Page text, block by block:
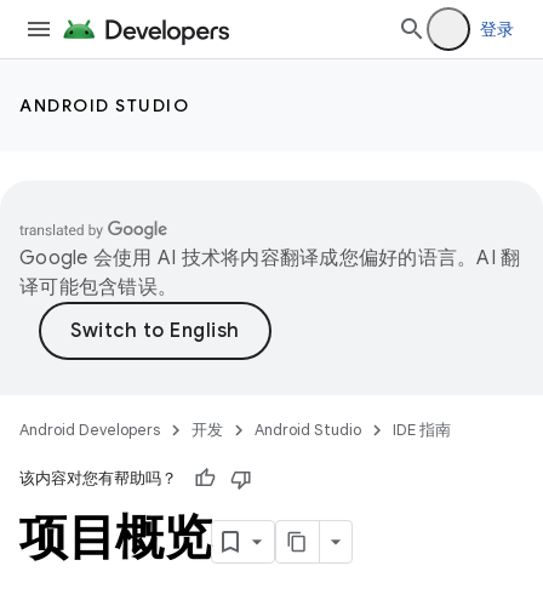
登录
ANDROID STUDIO
Google 会使用 AI 技术将内容翻译成您偏好的语言。AI 翻
译可能包含错误。
Android Developers 开发 Android Studio IDE 指南
该内容对您有帮助吗？
项目概览